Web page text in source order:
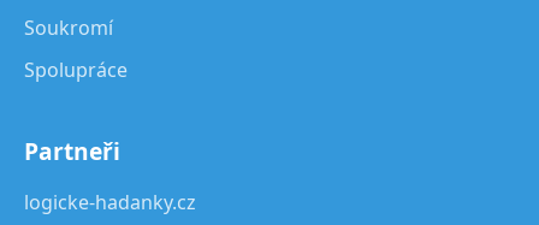
Soukromí
Spolupráce
Partneři
logicke-hadanky.cz